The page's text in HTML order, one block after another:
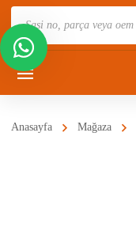
Ara
Anasayfa Mağaza